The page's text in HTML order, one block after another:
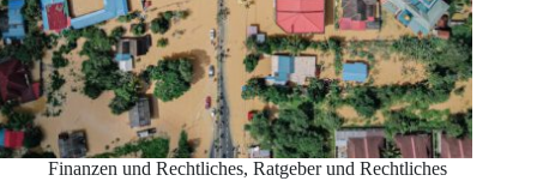
Finanzen und Rechtliches, Ratgeber und Rechtliches